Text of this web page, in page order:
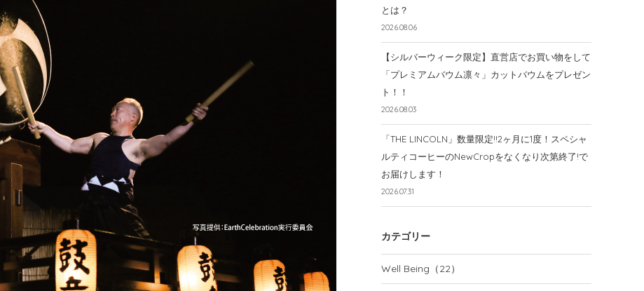
とは？
2026.08.06
【シルバーウィーク限定】直営店でお買い物をして
「プレミアムバウム凛々」カットバウムをプレゼン
ト！！
2026.08.03
「THE LINCOLN」数量限定!!2ヶ月に1度！スペシャ
ルティコーヒーのNewCropをなくなり次第終了!で
お届けします！
2026.07.31
カテゴリー
Well Being （22）